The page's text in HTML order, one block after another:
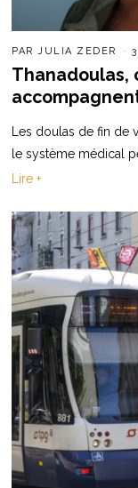
PARJULIA ZEDER
Thanadoulas,
Les doulas de fin de
le système médical
Lire +